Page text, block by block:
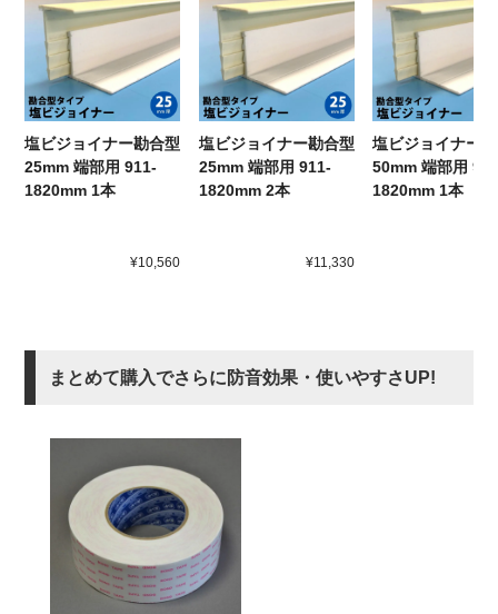
塩ビジョイナー勘合型
25mm 端部用 911-
1820mm 1本
¥10,560
塩ビジョイナー勘合型
25mm 端部用 911-
1820mm 2本
¥11,330
塩ビジョイナー
50mm 端部用
1820mm 1本
まとめて購入でさらに防音効果・使いやすさUP!